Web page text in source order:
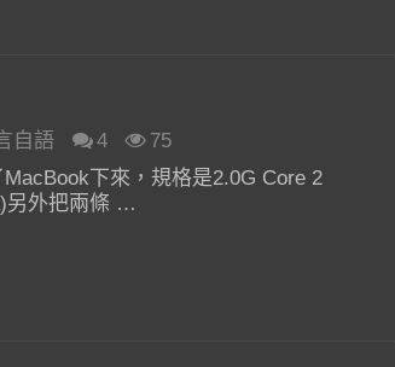
自語 4
75
下來，規格是2.0G Core 2
另外把兩條 …